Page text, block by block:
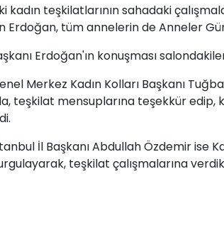
kadın teşkilatlarının sahadaki
Erdoğan, tüm annelerin de Anneler
Erdoğan'ın konuşması
Merkez Kadın Kolları Başkanı
teşkilat mensuplarına teşekkür edip,
İl Başkanı Abdullah Özdemir ise
teşkilat çalışmalarına